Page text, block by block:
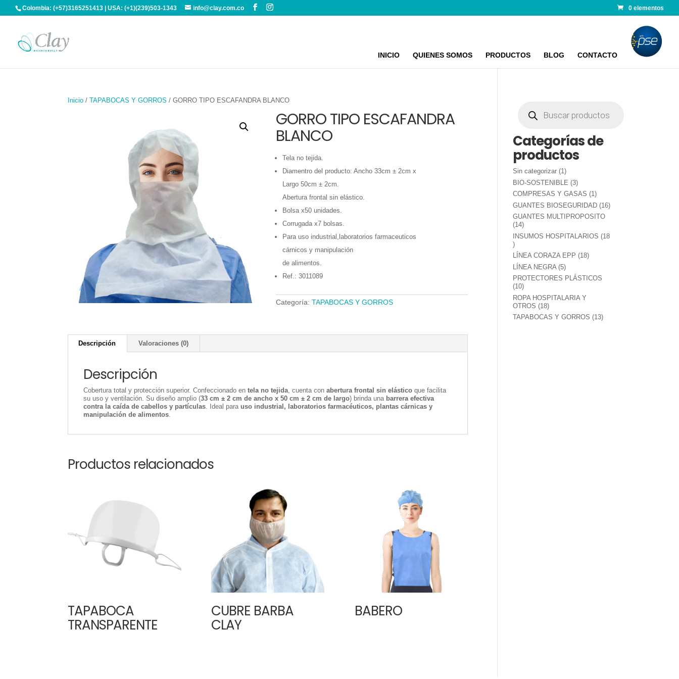
Colombia: (+57)3165251413 | USA: (+1)(239)503-1343 info@clay.com.co 0 elementos
INICIO QUIENES SOMOS PRODUCTOS BLOG CONTACTO
Inicio /TAPABOCAS Y GORROS / GORRO TIPO ESCAFANDRA BLANCO
GORRO TIPO ESCAFANDRA
BLANCO
Tela no tejida.
Diamentro del producto: Ancho 33cm ± 2cm x
Largo 50cm ± 2cm.
Abertura frontal sin elástico.
Bolsa x50 unidades.
Corrugada x7 bolsas.
Para uso industrial,laboratorios farmaceuticos
cárnicos y manipulación
de alimentos.
Ref.: 3011089
Categoría:TAPABOCAS Y GORROS
Descripción Valoraciones (0)
Descripción
Cobertura total y protección superior. Confeccionado entela no tejida, cuenta conabertura frontal sin elástico que facilita
su uso y ventilación. Su diseño amplio (33 cm ± 2 cm de ancho x 50 cm ± 2 cm de largo) brinda una barrera efectiva
contra la caída de cabellos y partículas. Ideal parauso industrial, laboratorios farmacéuticos, plantas cárnicas y
manipulación de alimentos.
Productos relacionados
TAPABOCA
TRANSPARENTE
CUBRE BARBA
CLAY
BABERO
productos
Categorías de
productos
Sin categorizar 11
producto
BIO-SOSTENIBLE 33
productos
COMPRESAS Y GASAS 11
producto
GUANTES BIOSEGURIDAD 1616
GUANTES MULTIPROPOSITO
1414
productos
INSUMOS HOSPITALARIOS
18
18
productos
LÍNEA CORAZA EPP 1818
LÍNEA NEGRA 55
productos
PROTECTORES PLÁSTICOS
1010
productos
ROPA HOSPITALARIA Y
OTROS
1818
productos
TAPABOCAS Y GORROS 1313